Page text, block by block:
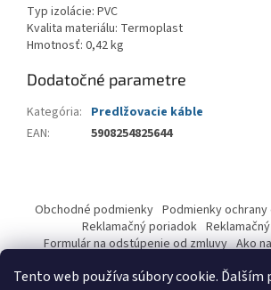
Tento web používa súbory cookie. Ďalším
Typ izolácie: PVC
Kvalita materiálu: Termoplast
Hmotnosť: 0,42 kg
Dodatočné parametre
Kategória: Predlžovacie káble
EAN: 5908254825644
ä
Obchodné podmienky Podmienky
Reklamačný poriadok
Formulár na odstúpenie od zmluvy Ako